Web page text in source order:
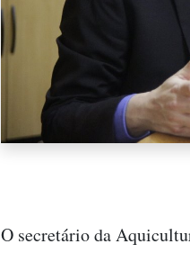
O secretário da